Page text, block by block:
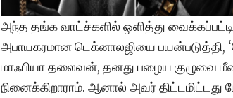
அந்த தங்க வாட்ச்களில் ஒளித்து
அபாயகரமான டெக்னாலஜியை பயன்படுத்தி,
மாஃபியா தலைவன், தனது பழைய குழுவை
நினைக்கிறாராம். ஆனால் அவர் திட்டமிட்டது